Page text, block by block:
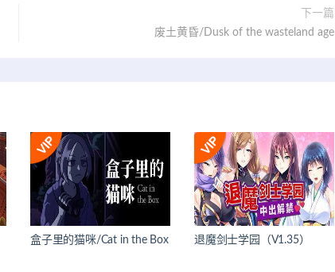
下一篇
废土黄昏/Dusk of the wasteland age
盒子里的猫咪/Cat in the Box 退魔剑士学园（V1.35）